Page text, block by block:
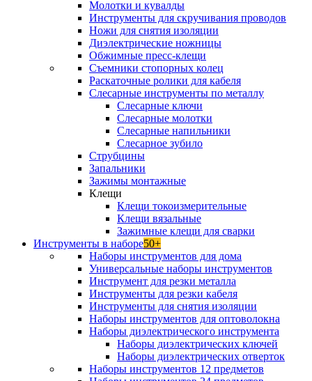
Молотки и кувалды
Инструменты для скручивания проводов
Ножи для снятия изоляции
Диэлектрические ножницы
Обжимные пресс-клещи
Съемники стопорных колец
Раскаточные ролики для кабеля
Слесарные инструменты по металлу
Слесарные ключи
Слесарные молотки
Слесарные напильники
Слесарное зубило
Струбцины
Запальники
Зажимы монтажные
Клещи
Клещи токоизмерительные
Клещи вязальные
Зажимные клещи для сварки
Инструменты в наборе50+
Наборы инструментов для дома
Универсальные наборы инструментов
Инструмент для резки металла
Инструменты для резки кабеля
Инструменты для снятия изоляции
Наборы инструментов для оптоволокна
Наборы диэлектрического инструмента
Наборы диэлектрических ключей
Наборы диэлектрических отверток
Наборы инструментов 12 предметов